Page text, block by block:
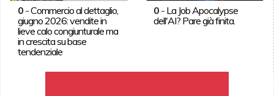
0-Commercio al dettaglio,
giugno 2026: vendite in
lieve calo congiunturale ma
in crescita su base
tendenziale
0 - La Job Apocalypse
dell'AI? Pare già finita.